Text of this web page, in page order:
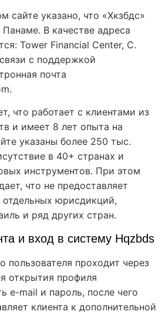
сайте указано, что «Хкзбдс»
В качестве адреса
Tower Financial Center, C.
с поддержкой
почта
что работает с клиентами из
и имеет 8 лет опыта на
указаны более 250 тыс.
в 40+ странах и
инструментов. При этом
что не предоставляет
отдельных юрисдикций,
и ряд других стран.
и вход в систему Hqzbds
пользователя проходит через
открытия профиля
e-mail и пароль, после чего
клиента к дополнительной